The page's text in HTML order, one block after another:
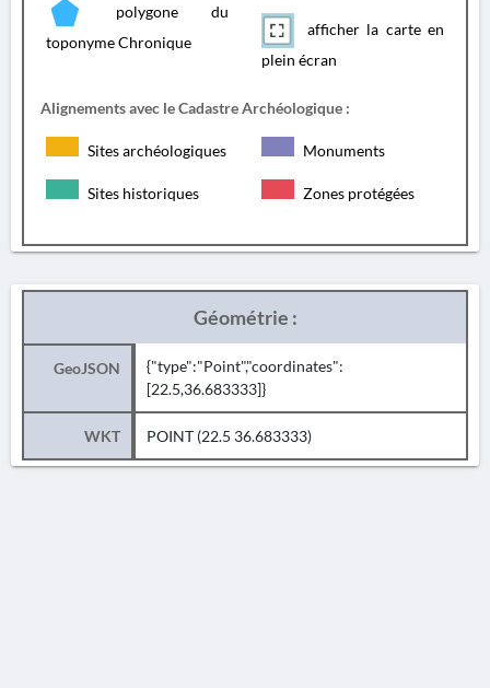
polygone du
toponyme Chronique
afficher la carte en
plein écran
Alignements avec le Cadastre Archéologique :
Sites archéologiques Monuments
Sites historiques Zones protégées
Géométrie :
GeoJSON
{"type":"Point","coordinates":
[22.5,36.683333]}
WKT POINT (22.5 36.683333)